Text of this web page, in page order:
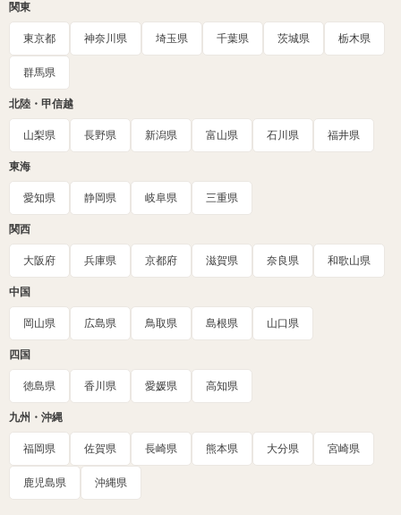
関東
東京都 神奈川県 埼玉県 千葉県 茨城県 栃木県
群馬県
北陸・甲信越
山梨県 長野県 新潟県 富山県 石川県 福井県
東海
愛知県 静岡県 岐阜県 三重県
関西
大阪府 兵庫県 京都府 滋賀県 奈良県 和歌山県
中国
岡山県 広島県 鳥取県 島根県 山口県
四国
徳島県 香川県 愛媛県 高知県
九州・沖縄
福岡県 佐賀県 長崎県 熊本県 大分県 宮崎県
鹿児島県 沖縄県